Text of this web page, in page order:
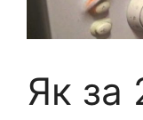
Як за